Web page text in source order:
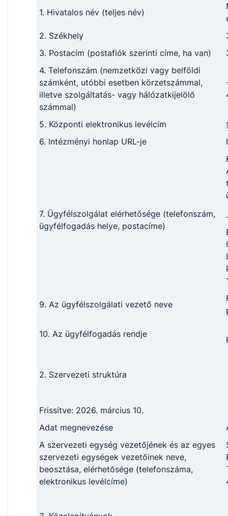
1. Hivatalos név (teljes név)
2. Székhely
3. Postacím (postafiók szerinti címe, ha van)
4. Telefonszám (nemzetközi vagy belföldi
számként, utóbbi esetben körzetszámmal,
illetve szolgáltatás- vagy hálózatkijelölő
számmal)
5. Központi elektronikus levélcím
6. Intézményi honlap URL-je
7. Ügyfélszolgálat elérhetősége (telefonszám,
ügyfélfogadás helye, postacíme)
9. Az ügyfélszolgálati vezető neve
10. Az ügyfélfogadás rendje
2. Szervezeti struktúra
Frissítve: 2026. március 10.
Adat megnevezése
A szervezeti egység vezetőjének és az egyes
szervezeti egységek vezetőinek neve,
beosztása, elérhetősége (telefonszáma,
elektronikus levélcíme)